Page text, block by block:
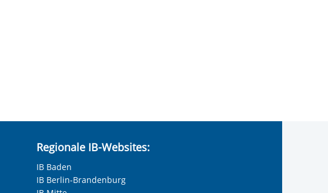
Regionale IB-Websites:
IB Baden
IB Berlin-Brandenburg